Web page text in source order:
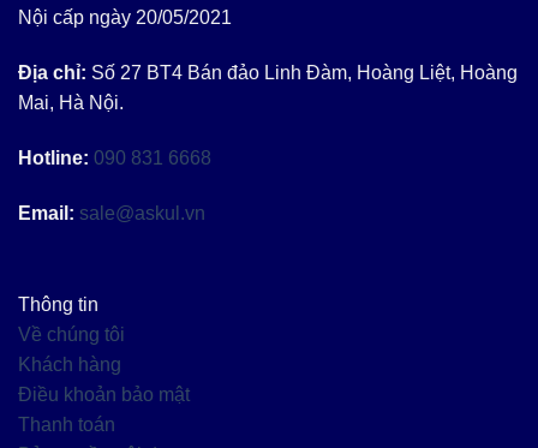
Nội cấp ngày 20/05/2021
Địa chỉ: Số 27 BT4 Bán đảo Linh Đàm, Hoàng Liệt, Hoàng
Mai, Hà Nội.
Hotline: 090 831 6668
Email: sale@askul.vn
Thông tin
Về chúng tôi
Khách hàng
Điều khoản bảo mật
Thanh toán